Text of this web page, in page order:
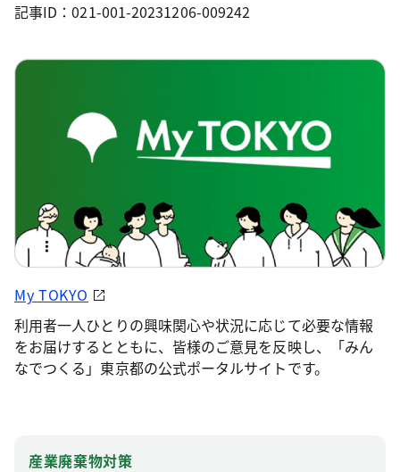
記事ID：021-001-20231206-009242
My TOKYO
利用者一人ひとりの興味関心や状況に応じて必要な情報
をお届けするとともに、皆様のご意見を反映し、「みん
なでつくる」東京都の公式ポータルサイトです。
産業廃棄物対策